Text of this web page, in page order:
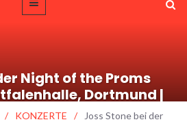
Night of the Proms
Dortmund |
/ KONZERTE /
Joss Stone bei der